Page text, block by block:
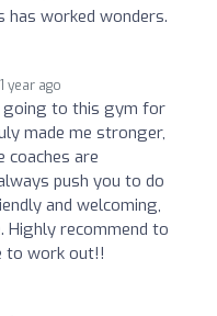
has worked wonders.
1 year ago
going to this gym for
made me stronger,
coaches are
push you to do
and welcoming,
Highly recommend to
to work out!!